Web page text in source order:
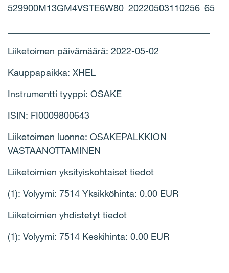
529900M13GM4VSTE6W80_20220503110256_65
Liiketoimen päivämäärä: 2022-05-02
Kauppapaikka: XHEL
Instrumentti tyyppi: OSAKE
ISIN: FI0009800643
Liiketoimen luonne: OSAKEPALKKION
VASTAANOTTAMINEN
Liiketoimien yksityiskohtaiset tiedot
(1): Volyymi: 7514 Yksikköhinta: 0.00 EUR
Liiketoimien yhdistetyt tiedot
(1): Volyymi: 7514 Keskihinta: 0.00 EUR